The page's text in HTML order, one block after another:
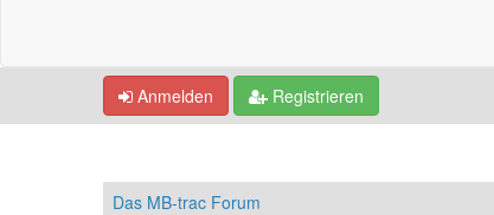
Anmelden Registrieren
Das MB-trac Forum